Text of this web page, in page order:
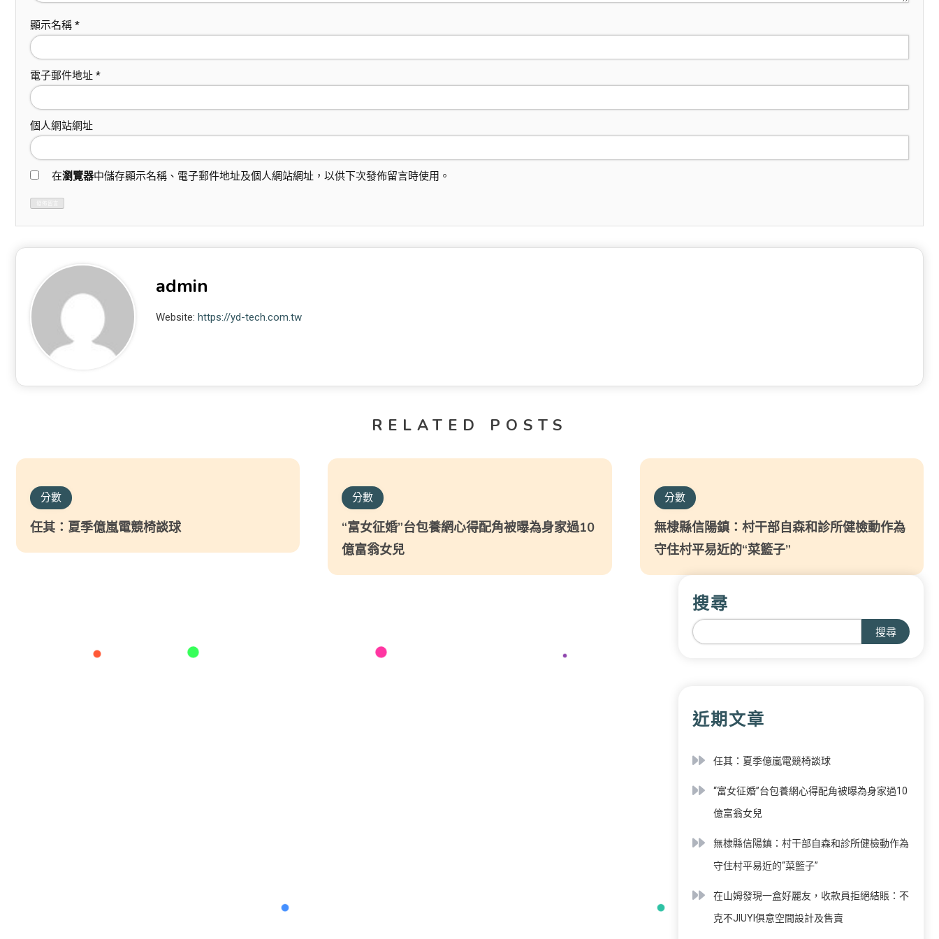
顯示名稱 *
電子郵件地址 *
個人網站網址
在瀏覽器中儲存顯示名稱、電子郵件地址及個人網站網址，以供下次發佈留言時使用。
admin
Website:https://yd-tech.com.tw
RELATED POSTS
分數
任其：夏季億嵐電競椅談球
分數
“富女征婚”台包養網心得配角被曝為身家過10
億富翁女兒
分數
無棣縣信陽鎮：村干部自森和診所健檢動作為
守住村平易近的“菜籃子”
搜尋
搜尋
近期文章
任其：夏季億嵐電競椅談球
“富女征婚”台包養網心得配角被曝為身家過10
億富翁女兒
無棣縣信陽鎮：村干部自森和診所健檢動作為
守住村平易近的“菜籃子”
在山姆發現一盒好麗友，收款員拒絕結賬：不
克不JIUYI俱意空間設計及售賣